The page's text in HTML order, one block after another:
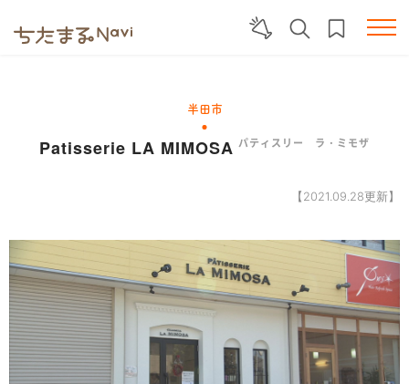
半田市
Patisserie LA MIMOSA パティスリー ラ・ミモザ
【2021.09.28更新】